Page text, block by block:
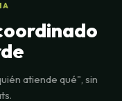
atiende qué", sin